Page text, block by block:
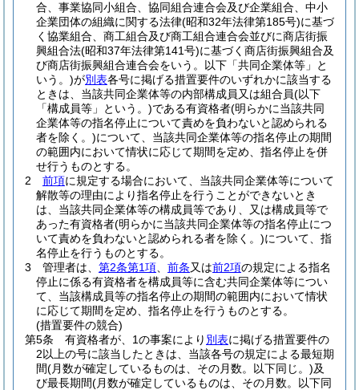
合、事業協同小組合、協同組合連合会及び企業組合、中小
企業団体の組織に関する法律(昭和32年法律第185号)に基づ
く協業組合、商工組合及び商工組合連合会並びに商店街振
興組合法(昭和37年法律第141号)に基づく商店街振興組合及
び商店街振興組合連合会をいう。以下「共同企業体等」と
いう。)が別表各号に掲げる措置要件のいずれかに該当する
ときは、当該共同企業体等の内部構成員又は組合員(以下
「構成員等」という。)である有資格者(明らかに当該共同
企業体等の指名停止について責めを負わないと認められる
者を除く。)について、当該共同企業体等の指名停止の期間
の範囲内において情状に応じて期間を定め、指名停止を併
せ行うものとする。
2
前項に規定する場合において、当該共同企業体等について
解散等の理由により指名停止を行うことができないとき
は、当該共同企業体等の構成員等であり、又は構成員等で
あった有資格者(明らかに当該共同企業体等の指名停止につ
いて責めを負わないと認められる者を除く。)について、指
名停止を行うものとする。
3
管理者は、 第2条第1項 前条又は前2項の規定による指名
停止に係る有資格者を構成員等に含む共同企業体等につい
て、当該構成員等の指名停止の期間の範囲内において情状
に応じて期間を定め、指名停止を行うものとする。
(措置要件の競合)
第5条
有資格者が、1の事案により 別表に掲げる措置要件の
2以上の号に該当したときは、当該各号の規定による最短期
間(月数が確定しているものは、その月数。以下同じ。)及
び最長期間(月数が確定しているものは、その月数。以下同